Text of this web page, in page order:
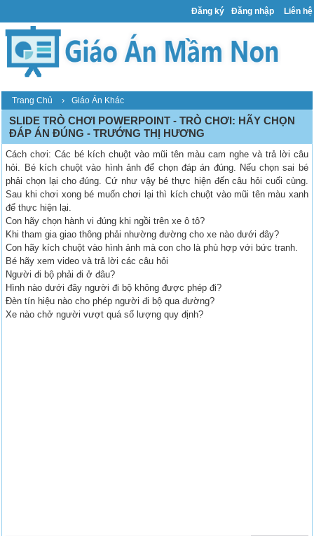
Đăng ký Đăng nhập Liên hệ
Trang Chủ › Giáo Án Khác
SLIDE TRÒ CHƠI POWERPOINT - TRÒ CHƠI: HÃY CHỌN
ĐÁP ÁN ĐÚNG - TRƯỚNG THỊ HƯƠNG
Cách chơi: Các bé kích chuột vào mũi tên màu cam nghe và trả lời câu
hỏi. Bé kích chuột vào hình ảnh để chọn đáp án đúng. Nếu chọn sai bé
phải chọn lại cho đúng. Cứ như vậy bé thực hiện đến câu hỏi cuối cùng.
Sau khi chơi xong bé muốn chơi lại thì kích chuột vào mũi tên màu xanh
để thực hiện lại.
Con hãy chọn hành vi đúng khi ngồi trên xe ô tô?
Khi tham gia giao thông phải nhường đường cho xe nào dưới đây?
Con hãy kích chuột vào hình ảnh mà con cho là phù hợp với bức tranh.
Bé hãy xem video và trả lời các câu hỏi
Người đi bộ phải đi ở đâu?
Hình nào dưới đây người đi bộ không được phép đi?
Đèn tín hiệu nào cho phép người đi bộ qua đường?
Xe nào chở người vượt quá số lượng quy định?